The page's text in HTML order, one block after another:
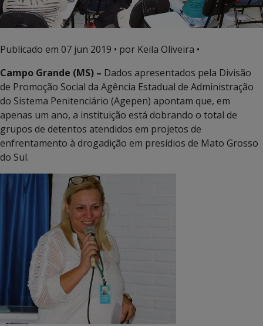
Publicado em 07 jun 2019 • por Keila Oliveira •
Campo Grande (MS) – Dados apresentados pela Divisão
de Promoção Social da Agência Estadual de Administração
do Sistema Penitenciário (Agepen) apontam que, em
apenas um ano, a instituição está dobrando o total de
grupos de detentos atendidos em projetos de
enfrentamento à drogadição em presídios de Mato Grosso
do Sul.